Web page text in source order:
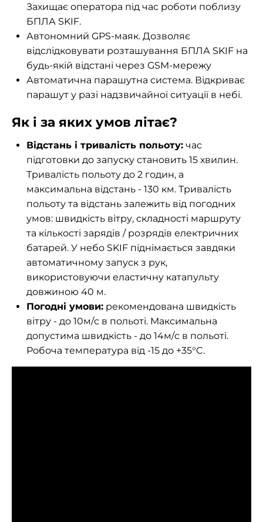
Захищає оператора під час роботи поблизу
БПЛА SKIF.
Автономний GPS-маяк. Дозволяє
відслідковувати розташування БПЛА SKIF на
будь-якій відстані через GSM-мережу
Автоматична парашутна система. Відкриває
парашут у разі надзвичайної ситуації в небі.
Як і за яких умов літає?
Відстань і тривалість польоту: час
підготовки до запуску становить 15 хвилин.
Тривалість польоту до 2 годин, а
максимальна відстань - 130 км. Тривалість
польоту та відстань залежить від погодних
умов: швидкість вітру, складності маршруту
та кількості зарядів / розрядів електричних
батарей. У небо SKIF піднімається завдяки
автоматичному запуск з рук,
використовуючи еластичну катапульту
довжиною 40 м.
Погодні умови: рекомендована швидкість
вітру - до 10м/с в польоті. Максимальна
допустима швидкість - до 14м/с в польоті.
Робоча температура від -15 до +35°C.